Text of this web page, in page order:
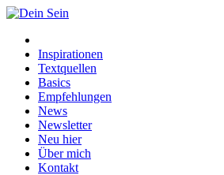
Inspirationen
Textquellen
Basics
Empfehlungen
News
Newsletter
Neu hier
Über mich
Kontakt